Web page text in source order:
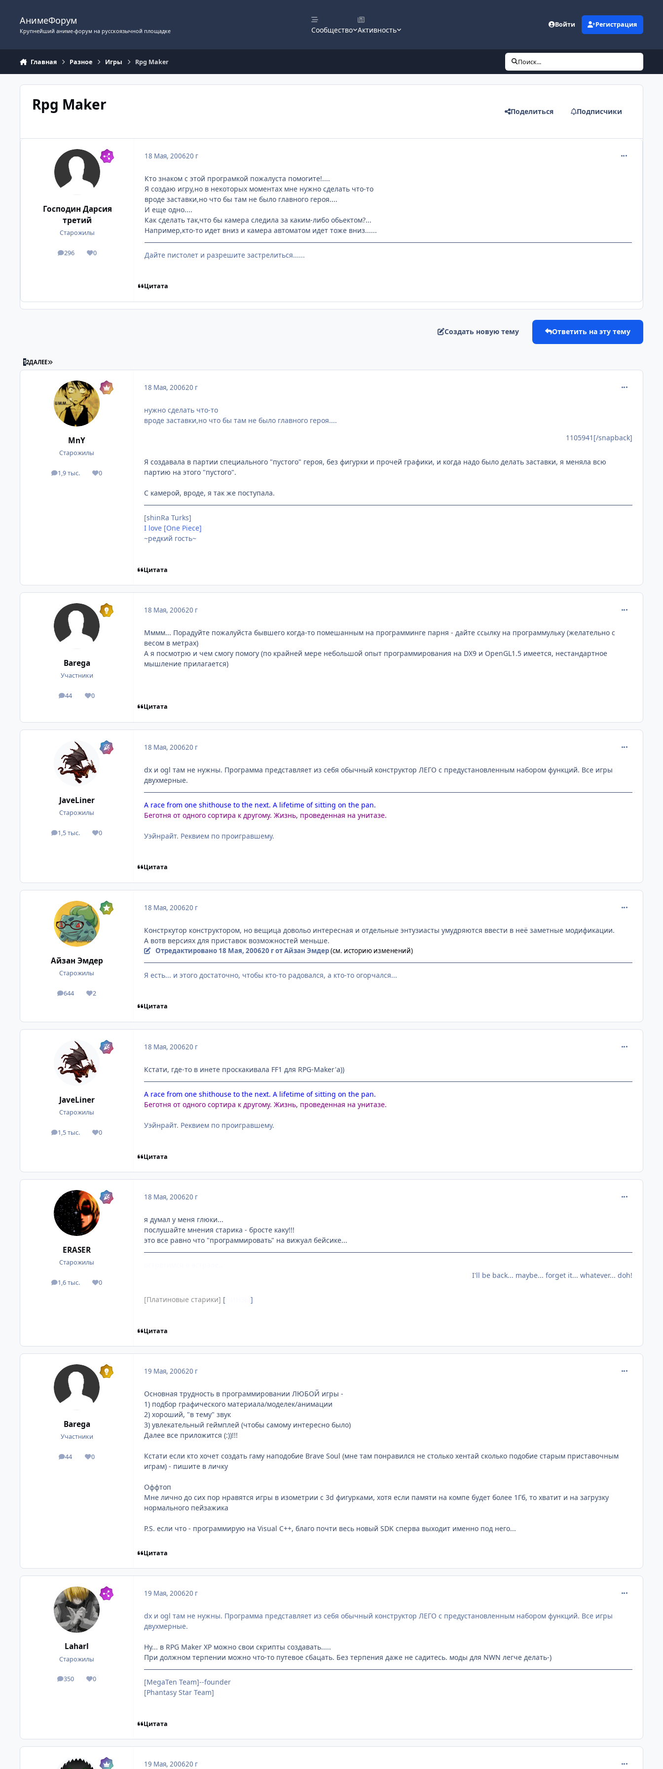
АнимеФорум
Крупнейший аниме-форум на русскоязычной площадке Сообщество Активность
Войти Регистрация
Главная Разное Игры Rpg Maker Поиск...
Rpg Maker Поделиться Подписчики
Господин Дарсия
третий
Старожилы
296
посты 0
Репутация
18 Мая, 200620 г
Кто знаком с этой програмкой пожалуста помогите!....
Я создаю игру,но в некоторых моментах мне нужно сделать что-то
вроде заставки,но что бы там не было главного героя....
И еще одно....
Как сделать так,что бы камера следила за каким-либо обьектом?...
Например,кто-то идет вниз и камера автоматом идет тоже вниз......
Дайте пистолет и разрешите застрелиться......
Цитата
Создать новую тему Ответить на эту тему
12ДАЛЕЕ ПОСЛЕДНЯЯ СТРАНИЦА
MnY
Старожилы
1,9 тыс.
посты 0
Репутация
18 Мая, 200620 г
нужно сделать что-то
вроде заставки,но что бы там не было главного героя....
1105941[/snapback]
Я создавала в партии специального "пустого" героя, без фигурки и прочей графики, и когда надо было делать заставки, я меняла всю
партию на этого "пустого".
С камерой, вроде, я так же поступала.
[shinRa Turks]
I love [One Piece]
~редкий гость~
Цитата
Barega
Участники
44
посты 0
Репутация
18 Мая, 200620 г
Мммм... Порадуйте пожалуйста бывшего когда-то помешанным на программинге парня - дайте ссылку на программульку (желательно с
весом в метрах)
А я посмотрю и чем смогу помогу (по крайней мере небольшой опыт программирования на DX9 и OpenGL1.5 имеется, нестандартное
мышление прилагается)
Цитата
JaveLiner
Старожилы
1,5 тыс.
посты 0
Репутация
18 Мая, 200620 г
dx и ogl там не нужны. Программа представляет из себя обычный конструктор ЛЕГО с предустановленным набором функций. Все игры
двухмерные.
A race from one shithouse to the next. A lifetime of sitting on the pan.
Беготня от одного сортира к другому. Жизнь, проведенная на унитазе.
Уэйнрайт. Реквием по проигравшему.
Цитата
Айзан Эмдер
Старожилы
644
посты 2
Репутация
18 Мая, 200620 г
Констркутор конструктором, но вещица довольо интересная и отдельные энтузиасты умудряются ввести в неё заметные модификации.
А вотв версиях для приставок возможностей меньше.
Отредактировано 18 Мая, 200620 гот Айзан Эмдер(см. историю изменений)
Я есть... и этого достаточно, чтобы кто-то радовался, а кто-то огорчался...
Цитата
JaveLiner
Старожилы
1,5 тыс.
посты 0
Репутация
18 Мая, 200620 г
Кстати, где-то в инете проскакивала FF1 для RPG-Maker'а))
A race from one shithouse to the next. A lifetime of sitting on the pan.
Беготня от одного сортира к другому. Жизнь, проведенная на унитазе.
Уэйнрайт. Реквием по проигравшему.
Цитата
ERASER
Старожилы
1,6 тыс.
посты 0
Репутация
18 Мая, 200620 г
я думал у меня глюки...
послушайте мнения старика - бросте каку!!!
это все равно что "программировать" на вижуал бейсике...
I'll be back... maybe... forget it... whatever... doh!
[Платиновые старики] [ ]
Цитата
Barega
Участники
44
посты 0
Репутация
19 Мая, 200620 г
Основная трудность в программировании ЛЮБОЙ игры -
1) подбор графического материала/моделек/анимации
2) хороший, "в тему" звук
3) увлекательный геймплей (чтобы самому интересно было)
Далее все приложится (:))!!!
Кстати если кто хочет создать гаму наподобие Brave Soul (мне там понравился не столько хентай сколько подобие старым приставочным
играм) - пишите в личку
Оффтоп
Мне лично до сих пор нравятся игры в изометрии с 3d фигурками, хотя если памяти на компе будет более 1Гб, то хватит и на загрузку
нормального пейзажика
P.S. если что - программирую на Visual C++, благо почти весь новый SDK сперва выходит именно под него...
Цитата
Laharl
Старожилы
350
посты 0
Репутация
19 Мая, 200620 г
dx и ogl там не нужны. Программа представляет из себя обычный конструктор ЛЕГО с предустановленным набором функций. Все игры
двухмерные.
Ну... в RPG Maker XP можно свои скрипты создавать.....
При должном терпении можно что-то путевое сбацать. Без терпения даже не садитесь. моды для NWN легче делать-)
[MegaTen Team]--founder
[Phantasy Star Team]
Цитата
19 Мая, 200620 г